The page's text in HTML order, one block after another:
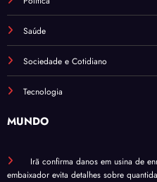
Saúde
Sociedade e Cotidiano
Tecnologia
MUNDO
Irã confirma danos em usina de
embaixador evita detalhes sobre